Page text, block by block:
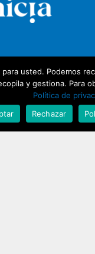
usted. Podemos
y gestiona.
Política de
Rechazar